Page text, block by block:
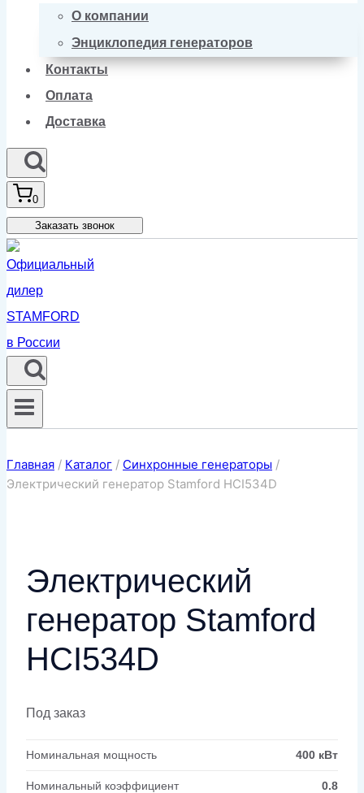
О компании
Энциклопедия генераторов
Контакты
Оплата
Доставка
0
Заказать звонок
Главная / Каталог / Синхронные генераторы /
Электрический генератор Stamford HCI534D
Электрический
генератор Stamford
HCI534D
Под заказ
Номинальная мощность 400 кВт
Номинальный коэффициент
0.8